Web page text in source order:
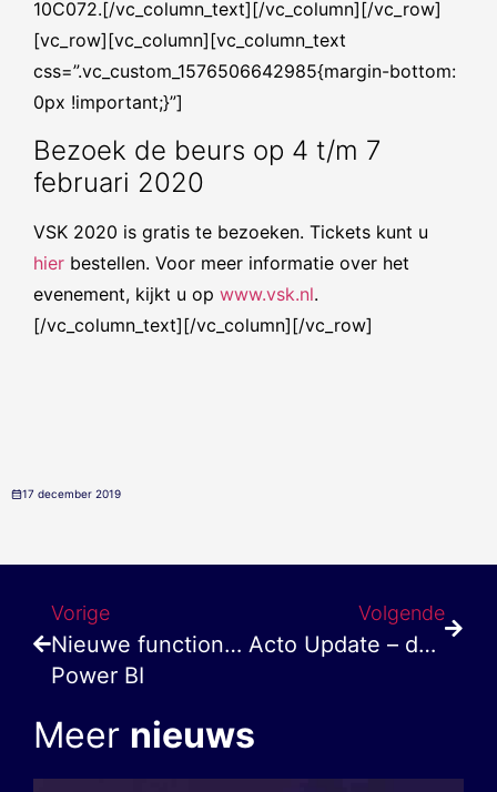
10C072.[/vc_column_text][/vc_column][/vc_row]
[vc_row][vc_column][vc_column_text
css=”.vc_custom_1576506642985{margin-bottom:
0px !important;}”]
Bezoek de beurs op 4 t/m 7
februari 2020
VSK 2020 is gratis te bezoeken. Tickets kunt u
hier bestellen. Voor meer informatie over het
evenement, kijkt u op www.vsk.nl.
[/vc_column_text][/vc_column][/vc_row]
17 december 2019
Vorige
Nieuwe functionaliteit Microsoft
Power BI
Volgende
Acto Update – december 2019
Meer nieuws